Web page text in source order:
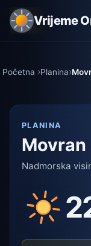
Vrijeme
Početna Planina
PLANINA
Movran
Nadmorska